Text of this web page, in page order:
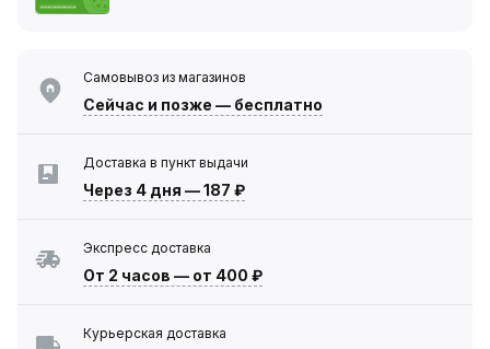
Самовывоз из магазинов
Сейчас и позже — бесплатно
Доставка в пункт выдачи
Через 4 дня —187 ₽
Экспресс доставка
От 2 часов — от 400 ₽
Курьерская доставка